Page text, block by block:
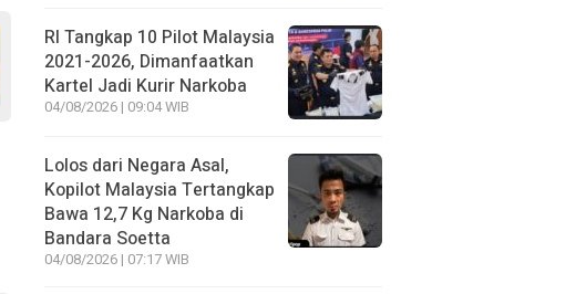
RI Tangkap 10 Pilot Malaysia
2021-2026, Dimanfaatkan
Kartel Jadi Kurir Narkoba
04/08/2026 | 09:04 WIB
Lolos dari Negara Asal,
Kopilot Malaysia Tertangkap
Bawa 12,7 Kg Narkoba di
Bandara Soetta
04/08/2026 | 07:17 WIB